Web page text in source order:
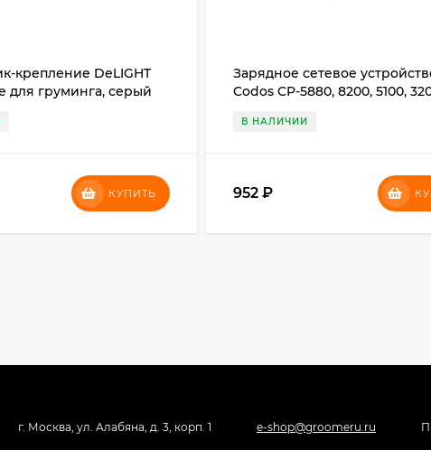
крепление DeLIGHT
для груминга, серый
КУПИТЬ
Зарядное сетевое
Codos CP-5880, 8200, 5100,
В НАЛИЧИИ
952 ₽
г. Москва, ул. Алабяна, д. 3, корп. 1 e-shop@groomeru.ru